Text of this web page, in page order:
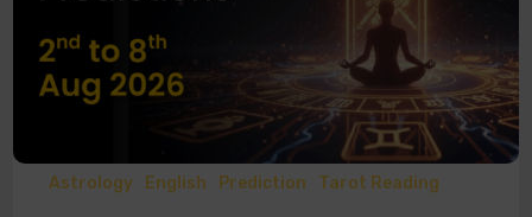
Astrology English Prediction Tarot Reading